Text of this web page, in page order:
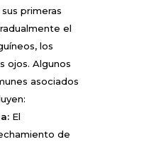
primeras
el
los
ojos. Algunos
asociados
El
de